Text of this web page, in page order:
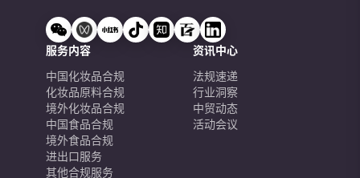
服务内容
中国化妆品合规
化妆品原料合规
境外化妆品合规
中国食品合规
境外食品合规
进出口服务
其他合规服务
资讯中心
法规速递
行业洞察
中贸动态
活动会议